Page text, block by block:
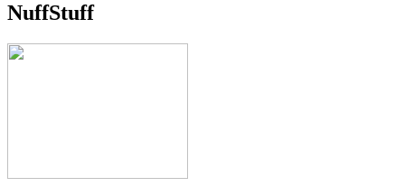
NuffStuff